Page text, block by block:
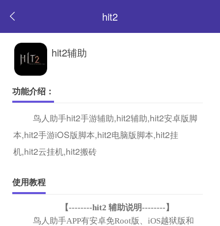
hit2
返
页
hit2辅助
功能介绍：
鸟人助手hit2手游辅助,hit2辅助,hit2安卓版脚
本,hit2手游iOS版脚本,hit2电脑版脚本,hit2挂
机,hit2云挂机,hit2搬砖
使用教程
【--------hit2辅助说明--------】
鸟人助手APP有安卓免Root版、iOS越狱版和